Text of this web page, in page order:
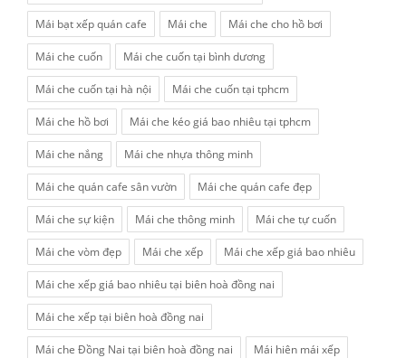
Mái bạt xếp quán cafe Mái che Mái che cho hồ bơi
Mái che cuốn Mái che cuốn tại bình dương
Mái che cuốn tại hà nội Mái che cuốn tại tphcm
Mái che hồ bơi Mái che kéo giá bao nhiêu tại tphcm
Mái che nắng Mái che nhựa thông minh
Mái che quán cafe sân vườn Mái che quán cafe đẹp
Mái che sự kiện Mái che thông minh Mái che tự cuốn
Mái che vòm đẹp Mái che xếp Mái che xếp giá bao nhiêu
Mái che xếp giá bao nhiêu tại biên hoà đồng nai
Mái che xếp tại biên hoà đồng nai
Mái che Đồng Nai tại biên hoà đồng nai Mái hiên mái xếp